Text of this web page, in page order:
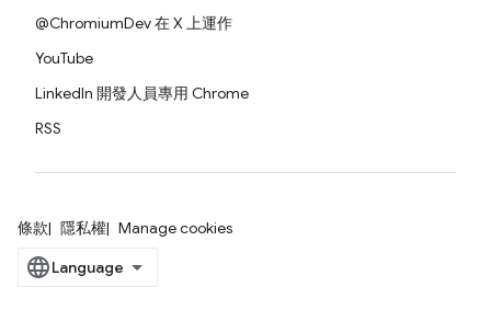
@ChromiumDev 在 X 上運作
YouTube
LinkedIn 開發人員專用 Chrome
RSS
條款 隱私權 Manage cookies